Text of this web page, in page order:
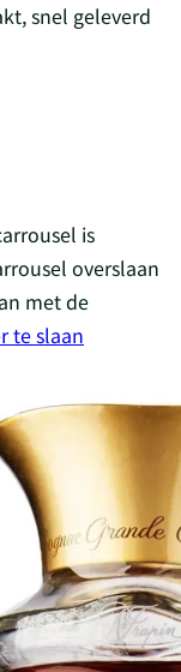
snel geleverd
is
overslaan
met de
te slaan